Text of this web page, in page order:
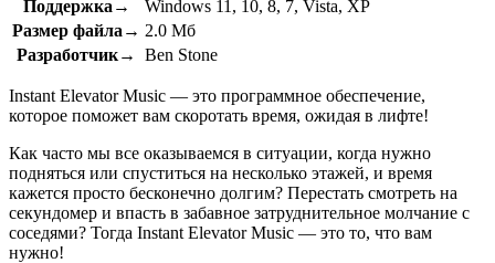
Поддержка→
Windows 11, 10, 8, 7, Vista, XP
Размер файла→ 2.0 Мб
Разработчик→
Ben Stone
Instant Elevator Music — это программное обеспечение,
которое поможет вам скоротать время, ожидая в лифте!
Как часто мы все оказываемся в ситуации, когда нужно
подняться или спуститься на несколько этажей, и время
кажется просто бесконечно долгим? Перестать смотреть на
секундомер и впасть в забавное затруднительное молчание с
соседями? Тогда Instant Elevator Music — это то, что вам
нужно!